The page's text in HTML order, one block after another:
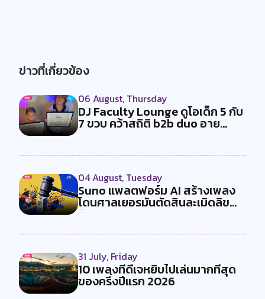
ข่าวที่เกี่ยวข้อง
06 August, Thursday
DJ Faculty Lounge ดูโอเด็ก 5 กับ
7 ขวบ คว้าสถิติ b2b duo อาย...
04 August, Tuesday
Suno แพลตฟอร์ม AI สร้างเพลง
โดนศาลเยอรมันตัดสินละเมิดลิข
31 July, Friday
10 เพลงที่ดีเจหยิบไปเล่นมากที่สุด
ของครึ่งปีแรก 2026